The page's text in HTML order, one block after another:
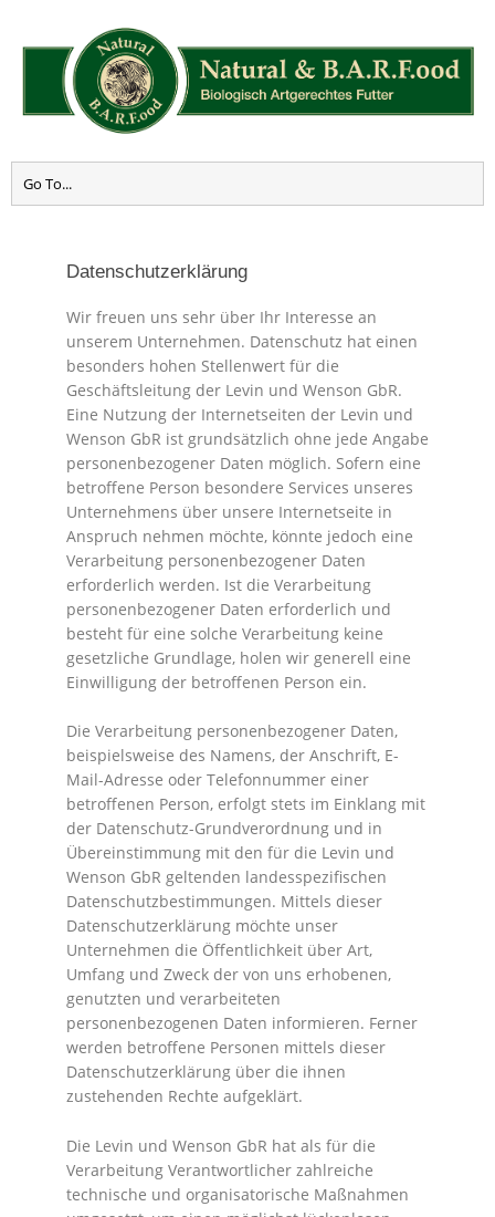
Datenschutzerklärung
Wir freuen uns sehr über Ihr Interesse an
unserem Unternehmen. Datenschutz hat einen
besonders hohen Stellenwert für die
Geschäftsleitung der Levin und Wenson GbR.
Eine Nutzung der Internetseiten der Levin und
Wenson GbR ist grundsätzlich ohne jede Angabe
personenbezogener Daten möglich. Sofern eine
betroffene Person besondere Services unseres
Unternehmens über unsere Internetseite in
Anspruch nehmen möchte, könnte jedoch eine
Verarbeitung personenbezogener Daten
erforderlich werden. Ist die Verarbeitung
personenbezogener Daten erforderlich und
besteht für eine solche Verarbeitung keine
gesetzliche Grundlage, holen wir generell eine
Einwilligung der betroffenen Person ein.
Die Verarbeitung personenbezogener Daten,
beispielsweise des Namens, der Anschrift, E-
Mail-Adresse oder Telefonnummer einer
betroffenen Person, erfolgt stets im Einklang mit
der Datenschutz-Grundverordnung und in
Übereinstimmung mit den für die Levin und
Wenson GbR geltenden landesspezifischen
Datenschutzbestimmungen. Mittels dieser
Datenschutzerklärung möchte unser
Unternehmen die Öffentlichkeit über Art,
Umfang und Zweck der von uns erhobenen,
genutzten und verarbeiteten
personenbezogenen Daten informieren. Ferner
werden betroffene Personen mittels dieser
Datenschutzerklärung über die ihnen
zustehenden Rechte aufgeklärt.
Die Levin und Wenson GbR hat als für die
Verarbeitung Verantwortlicher zahlreiche
technische und organisatorische Maßnahmen